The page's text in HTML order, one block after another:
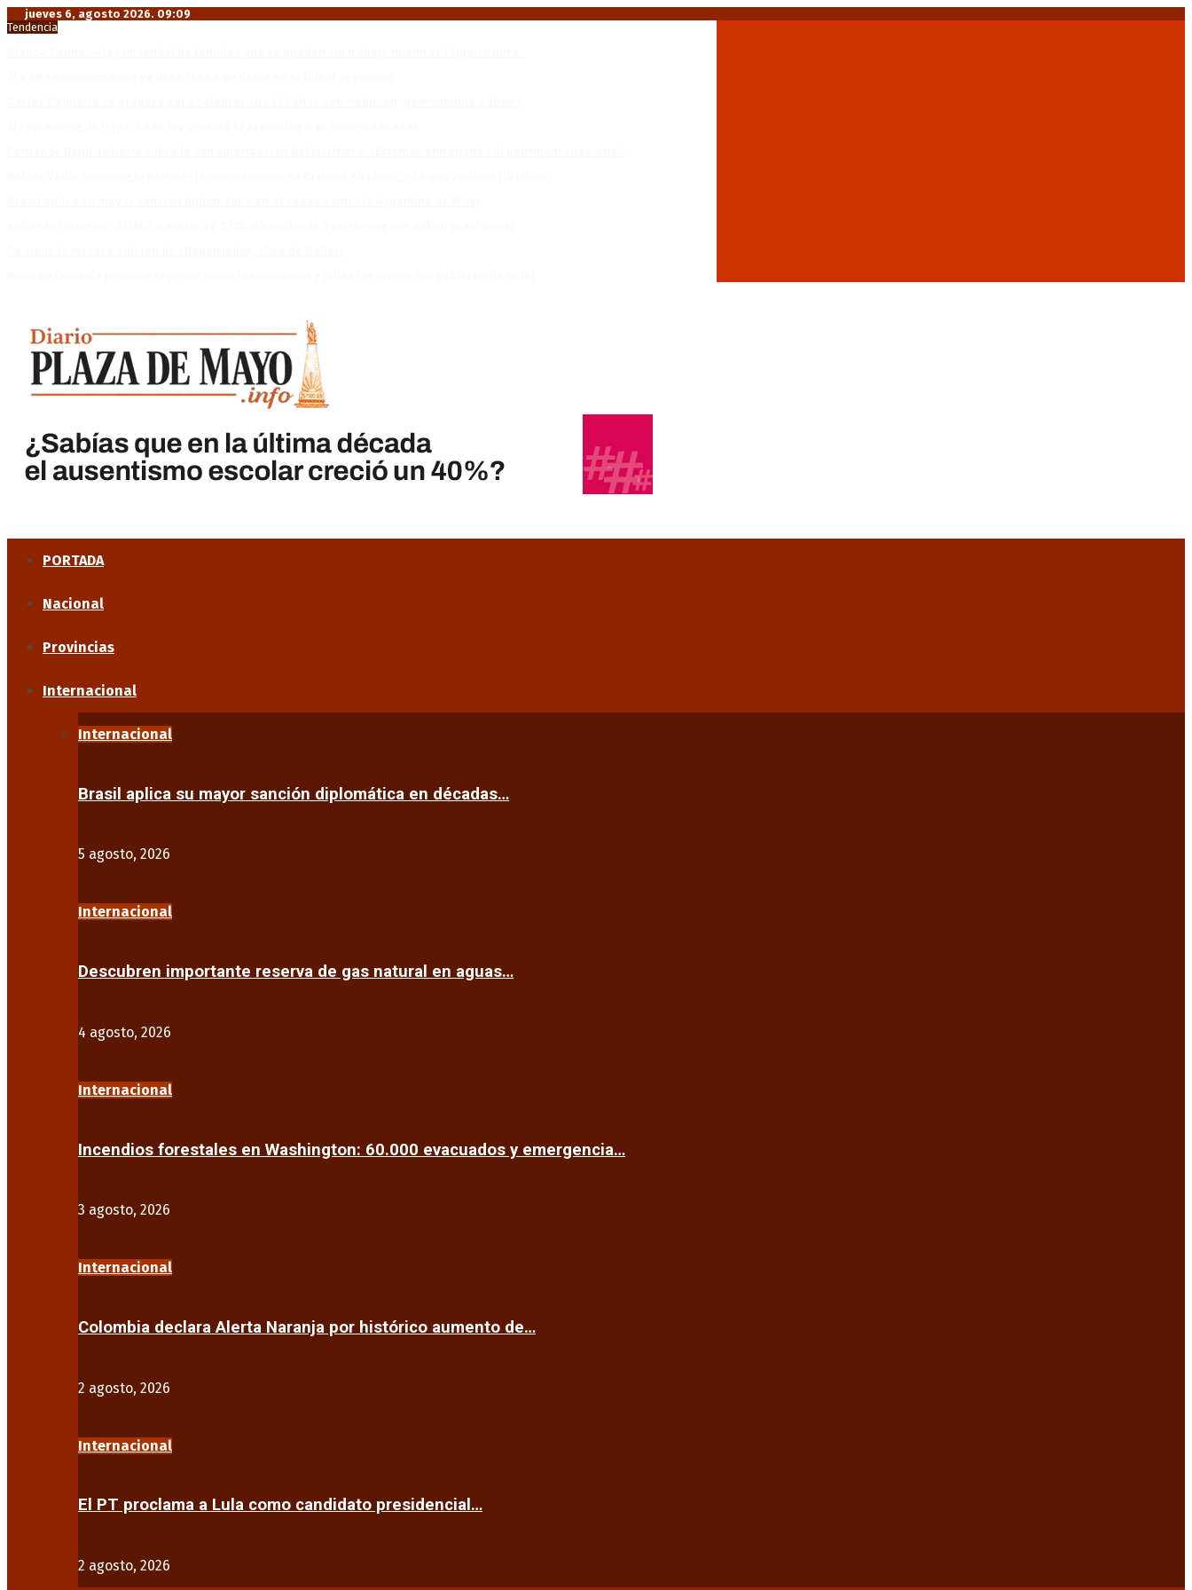
jueves 6, agosto 2026. 09:09
Tendencia
PORTADA
Nacional
Provincias
Internacional
Internacional
Brasil aplica su mayor sanción diplomática en décadas…
5 agosto, 2026
Internacional
Descubren importante reserva de gas natural en aguas…
4 agosto, 2026
Internacional
Incendios forestales en Washington: 60.000 evacuados y emergencia…
3 agosto, 2026
Internacional
Colombia declara Alerta Naranja por histórico aumento de…
2 agosto, 2026
Internacional
El PT proclama a Lula como candidato presidencial…
2 agosto, 2026